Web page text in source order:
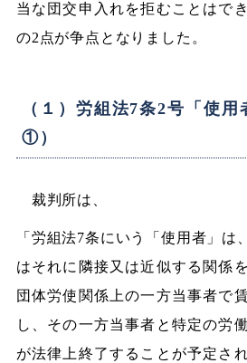
当な団交申入れを拒むことはで
の2点が争点となりました。
（１）労組法7条2号「使
①）
裁判所は、
「労組法7条にいう「使用者」は
はそれに隣接又は近似する関係
団体労使関係上の一方当事者で
し、その一方当事者と特定の労
が法律上終了することが予定さ